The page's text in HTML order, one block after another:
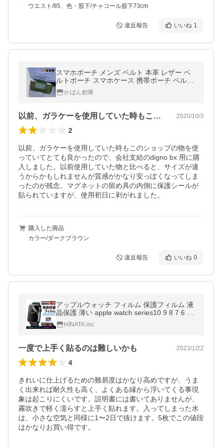
ウエスト/85、色・股下/チャコール股下73cm
違反報告 いいね 1
スマホポーチ メンズ ベルト 本革 レザー ベ
ルトポーチ スマホケース 携帯ポーチ ベルト
通し iPhone13proMAX 栃木レザー 横型 251
2 メール便
かばん創庫
以前、ガラケーを使用していた時もこのシ… 2020/10/3
2
以前、ガラケーを使用していた時もこのショップの物を使
っていてとても良かったので、会社支給のdigno bx 用に購
入しました。以前使用していた物と比べると、サイズが違
うからかもしれませんが質感がかなり安っぽくなってしま
ったのが残念。マグネットの留め具の内側に保護シールが
貼られていますが、使用初日に剥がれました。
購入した商品
カラー/ダークブラウン
違反報告 いいね 0
アップルウォッチ フィルム 保護フィルム 液
晶保護 薄い apple watch series10 9 8 7 6 5
4 3 2 1 SE SE2 高透明 指紋防止 TPU 5枚セ
ットHINATA.inc
一度で上手く貼るのは難しいかも 2023/1/22
4
きれいに仕上げるための難易度はかなり高めですが、うま
く出来れば耐久性も高く、よくある縁から浮いてくる事現
象は起こりにくいです。説明書には書いてありませんが、
霧吹きで軽く濡らすと上手く貼れます。入ってしまった水
は、小さな空気と同様に1〜2日で抜けます。5枚でこの値段
はかなりお買い得です。